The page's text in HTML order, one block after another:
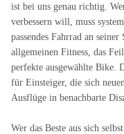
ist bei uns genau richtig.
verbessern will, muss
passendes Fahrrad an
allgemeinen Fitness, das
perfekte ausgewählte Bike.
für Einsteiger, die sich
Ausflüge in benachbarte
Wer das Beste aus sich